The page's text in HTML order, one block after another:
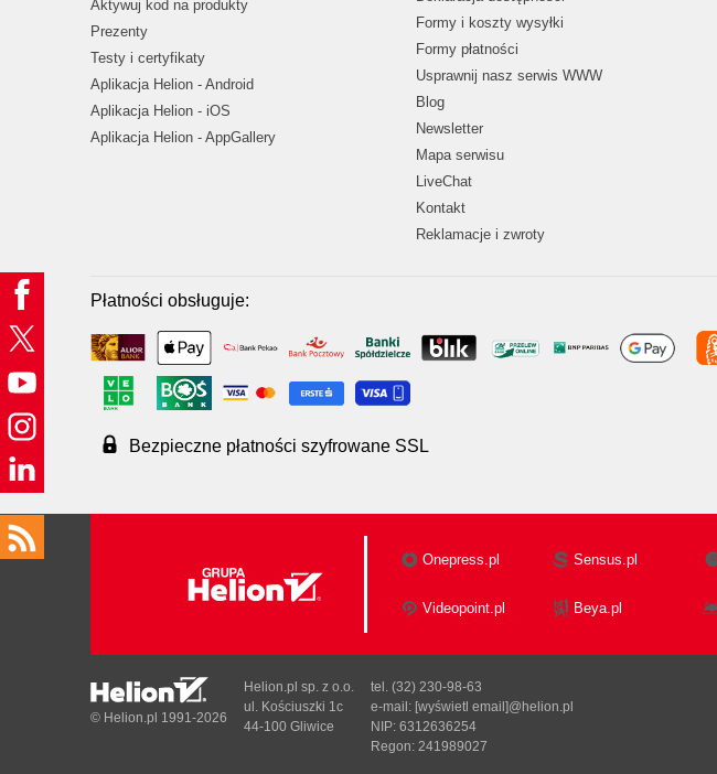
Aktywuj kod na produkty
Prezenty
Testy i certyfikaty
Aplikacja Helion - Android
Aplikacja Helion - iOS
Aplikacja Helion - AppGallery
Formy i koszty wysyłki
Formy płatności
Usprawnij nasz serwis WWW
Blog
Newsletter
Mapa serwisu
LiveChat
Kontakt
Reklamacje i zwroty
Płatności obsługuje:
Bezpieczne płatności szyfrowane SSL
Onepress.pl Sensus.pl
Videopoint.pl Beya.pl
© Helion.pl 1991-2026
Helion.pl sp. z o.o.
ul. Kościuszki 1c
44-100 Gliwice
tel. (32) 230-98-63
e-mail: [wyświetl email]@helion.pl
NIP: 6312636254
Regon: 241989027